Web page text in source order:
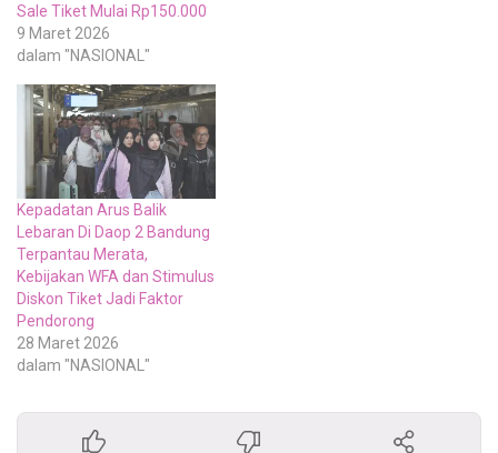
Sale Tiket Mulai Rp150.000
9 Maret 2026
dalam "NASIONAL"
Kepadatan Arus Balik
Lebaran Di Daop 2 Bandung
Terpantau Merata,
Kebijakan WFA dan Stimulus
Diskon Tiket Jadi Faktor
Pendorong
28 Maret 2026
dalam "NASIONAL"